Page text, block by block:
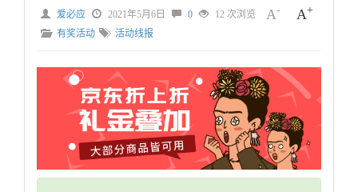
A- A+
爱必应 2021年5月6日 0
12 次浏览
有奖活动
活动线报